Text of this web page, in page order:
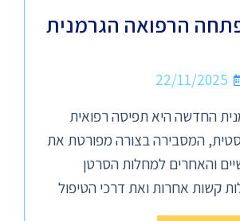
הרפואה הגרמנית
22/11/2025
החדשה היא תפיסה רפואית
המסבירה בצורה מפורטת את
והאחרים למחלות הסרטן
קשות אחרות ואת דרכי הטיפול